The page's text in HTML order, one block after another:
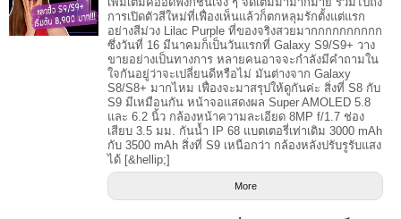
การเปิดตัวสีใหม่ที่เฟื่องเห็นแล้วก็ตกหลุมรักตั้งแต่แรก
อย่างสีม่วง Lilac Purple ที่ของจริงสวยมากกกกกกกกกก
ซึ่งวันที่ 16 มีนาคมก็เป็นวันแรกที่ Galaxy S9/S9+ วาง
ขายอย่างเป็นทางการ หลายคนอาจจะกำลังมีคำถามใน
ใจกันอยู่ว่าจะเปลี่ยนดีหรือไม่ มันต่างจาก Galaxy
S8/S8+ มากไหม เฟื่องจะมาสรุปให้ดูกันค่ะ สิ่งที่ S8 กับ
S9 มีเหมือนกัน หน้าจอแสดงผล Super AMOLED 5.8
และ 6.2 นิ้ว กล้องหน้าความละเอียด 8MP f/1.7 ช่อง
เสียบ 3.5 มม. กันน้ำ IP 68 แบตเตอรี่เท่าเดิม 3000 mAh
กับ 3500 mAh สิ่งที่ S9 เหนือกว่า กล้องหลังปรับรูรับแสง
ได้ [&hellip;]
More